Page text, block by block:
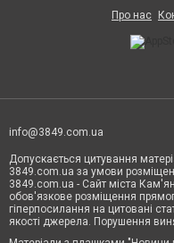
Про нас
info@3849.com.ua
Допускається цитування
3849.com.ua за умови
3849.com.ua - Сайт міста
обов'язкове розміщення
гіперпосилання на цитовані
якості джерела. Порушення